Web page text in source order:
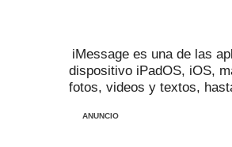
iMessage es una de las
dispositivo iPadOS, iOS,
fotos, videos y textos,
ANUNCIO